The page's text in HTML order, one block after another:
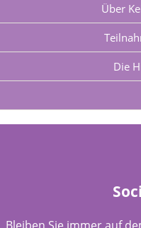
Über
Die